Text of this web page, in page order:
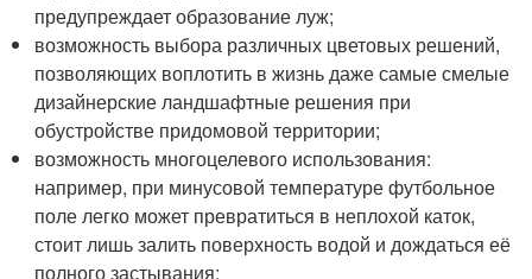
предупреждает образование луж;
возможность выбора различных цветовых решений,
позволяющих воплотить в жизнь даже самые смелые
дизайнерские ландшафтные решения при
обустройстве придомовой территории;
возможность многоцелевого использования:
например, при минусовой температуре футбольное
поле легко может превратиться в неплохой каток,
стоит лишь залить поверхность водой и дождаться её
полного застывания;